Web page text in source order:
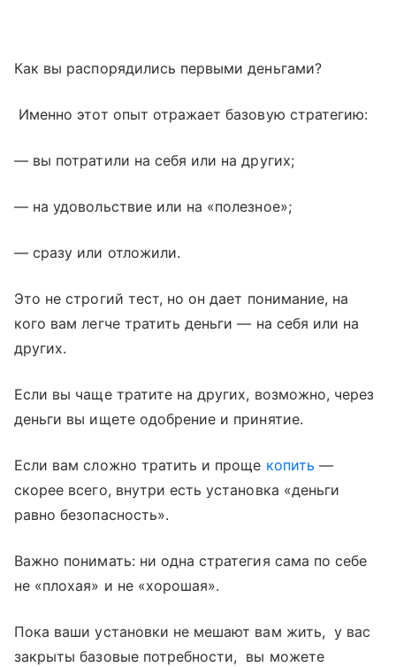
Как вы распорядились первыми деньгами?
Именно этот опыт отражает базовую стратегию:
— вы потратили на себя или на других;
— на удовольствие или на «полезное»;
— сразу или отложили.
Это не строгий тест, но он дает понимание, на
кого вам легче тратить деньги — на себя или на
других.
Если вы чаще тратите на других, возможно, через
деньги вы ищете одобрение и принятие.
Если вам сложно тратить и проще копить —
скорее всего, внутри есть установка «деньги
равно безопасность».
Важно понимать: ни одна стратегия сама по себе
не «плохая» и не «хорошая».
Пока ваши установки не мешают вам жить, у вас
закрыты базовые потребности, вы можете